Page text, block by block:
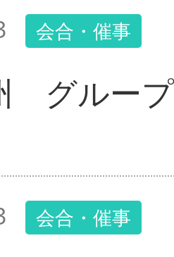
会合・催事
グルー
会合・催事